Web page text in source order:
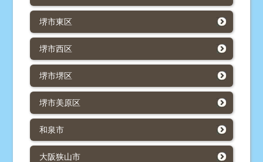
堺市東区
堺市西区
堺市堺区
堺市美原区
和泉市
大阪狭山市